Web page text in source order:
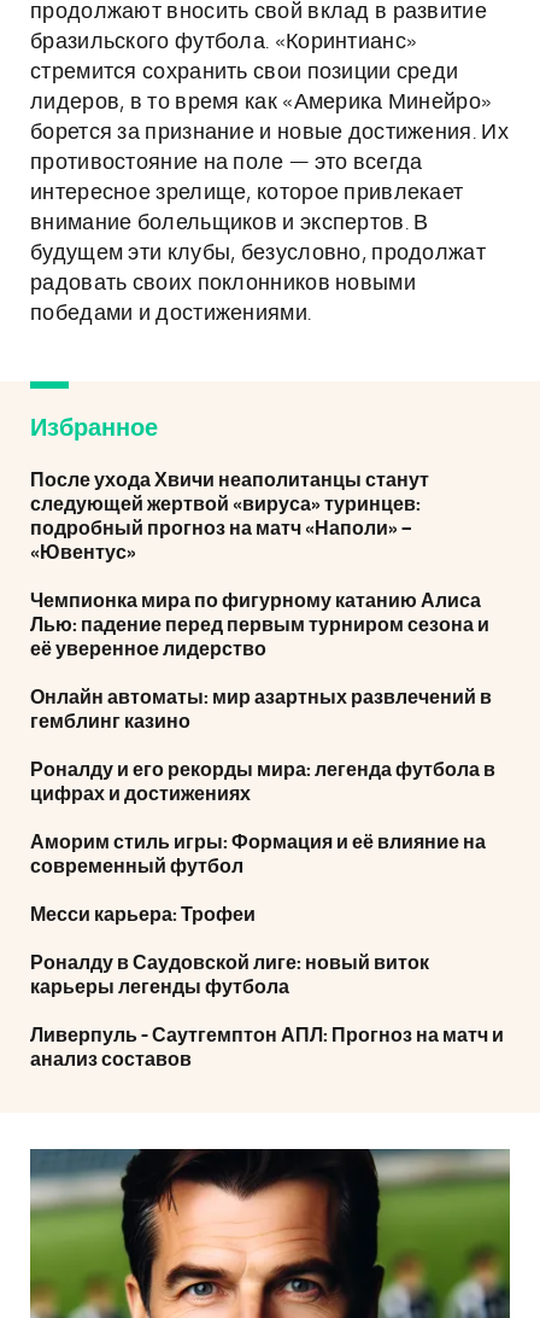
продолжают вносить свой вклад в развитие
бразильского футбола. «Коринтианс»
стремится сохранить свои позиции среди
лидеров, в то время как «Америка Минейро»
борется за признание и новые достижения. Их
противостояние на поле — это всегда
интересное зрелище, которое привлекает
внимание болельщиков и экспертов. В
будущем эти клубы, безусловно, продолжат
радовать своих поклонников новыми
победами и достижениями.
Избранное
После ухода Хвичи неаполитанцы станут
следующей жертвой «вируса» туринцев:
подробный прогноз на матч «Наполи» –
«Ювентус»
Чемпионка мира по фигурному катанию Алиса
Лью: падение перед первым турниром сезона и
её уверенное лидерство
Онлайн автоматы: мир азартных развлечений в
гемблинг казино
Роналду и его рекорды мира: легенда футбола в
цифрах и достижениях
Аморим стиль игры: Формация и её влияние на
современный футбол
Месси карьера: Трофеи
Роналду в Саудовской лиге: новый виток
карьеры легенды футбола
Ливерпуль - Саутгемптон АПЛ: Прогноз на матч и
анализ составов